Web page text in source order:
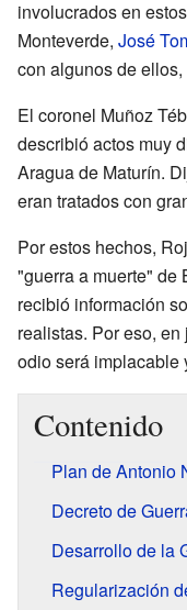
involucrados en
Monteverde, José
con algunos de
El coronel Muñoz
describió actos muy
Aragua de Maturín.
eran tratados con
Por estos hechos,
"guerra a muerte" de
recibió información
realistas. Por eso,
odio será implacable
Contenido
Plan de Antonio
Decreto de
Desarrollo de la
Regularización